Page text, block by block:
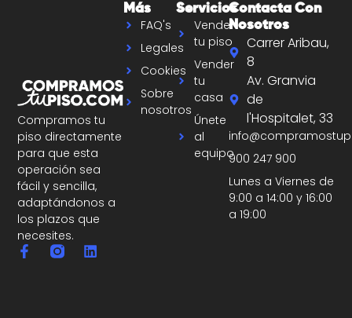
Compramos tu
piso directamente
para que esta
operación sea
fácil y sencilla,
adaptándonos a
los plazos que
necesites.
Servicios
Vender
tu piso
Vender
tu
casa
Únete
al
equipo
Más
FAQ's
Legales
Cookies
Sobre
nosotros
Contacta Con
Nosotros
Carrer Aribau,
8
Av. Granvia
de
l'Hospitalet, 33
900 247 900
Lunes a Viernes de
9:00 a 14:00 y 16:00
a 19:00